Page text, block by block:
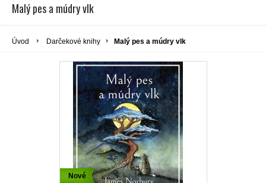
Malý pes a múdry vlk
Úvod Darčekové knihy Malý pes a múdry vlk
Nové